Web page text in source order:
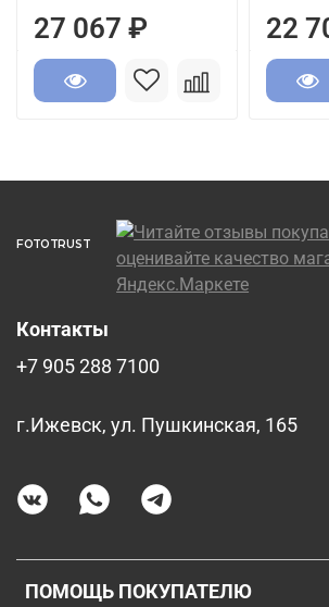
27 067 ₽ 22
FOTOTRUST
ПОМОЩЬ ПОКУПАТЕЛЮ
Контакты
+7 905 288 7100
г.Ижевск, ул. Пушкинская, 165